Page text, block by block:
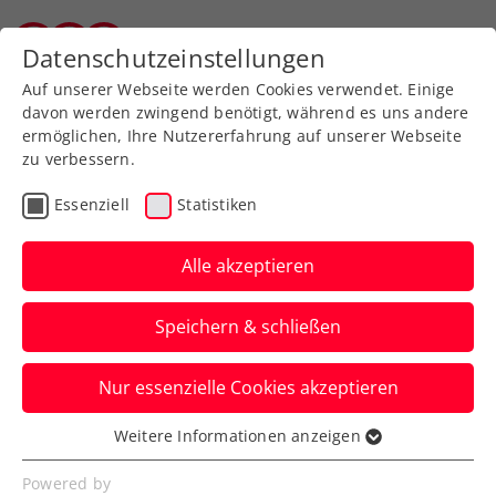
Der TTV-Wettspielausschuss
Der Wettspielausschuss des TTV
besteht aus folgenden Personen:
Datenschutzeinstellungen
Auf unserer Webseite werden Cookies verwendet. Einige
davon werden zwingend benötigt, während es uns andere
ermöglichen, Ihre Nutzererfahrung auf unserer Webseite
zu verbessern.
Essenziell Statistiken
Alle akzeptieren
Speichern & schließen
Nur essenzielle Cookies akzeptieren
Essenziell
Essenzielle Cookies werden für grundlegende
Weitere Informationen anzeigen
Powered by